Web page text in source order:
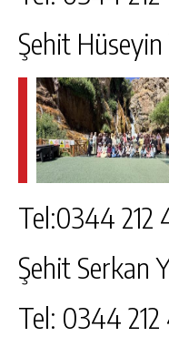
Şehit
Tel:0344
Şehit Serkan
Tel: 0344